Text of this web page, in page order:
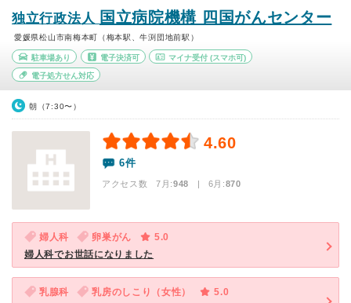
独立行政法人 国立病院機構 四国がんセンター
愛媛県松山市南梅本町（梅本駅、牛渕団地前駅）
駐車場あり 電子決済可 マイナ受付 (スマホ可)
電子処方せん対応
朝（7:30〜）
4.60
6件
アクセス数 7月:948 | 6月:870
婦人科 卵巣がん
5.0
婦人科でお世話になりました
乳腺科 乳房のしこり（女性）
5.0